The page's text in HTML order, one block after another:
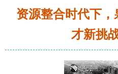
资源整合时代下
才新挑